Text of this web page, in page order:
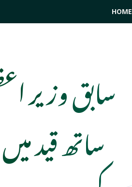
HOME
سابق وزیر
ساتھ قید